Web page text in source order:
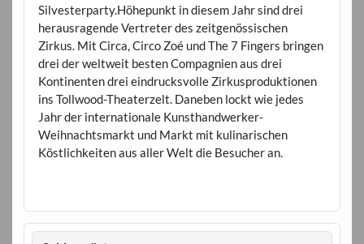
Silvesterparty.Höhepunkt in diesem Jahr sind drei
herausragende Vertreter des zeitgenössischen
Zirkus. Mit Circa, Circo Zoé und The 7 Fingers bringen
drei der weltweit besten Compagnien aus drei
Kontinenten drei eindrucksvolle Zirkusproduktionen
ins Tollwood-Theaterzelt. Daneben lockt wie jedes
Jahr der internationale Kunsthandwerker-
Weihnachtsmarkt und Markt mit kulinarischen
Köstlichkeiten aus aller Welt die Besucher an.